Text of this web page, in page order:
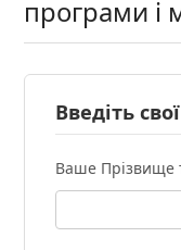
програми і
Введіть
Ваше Прізвище